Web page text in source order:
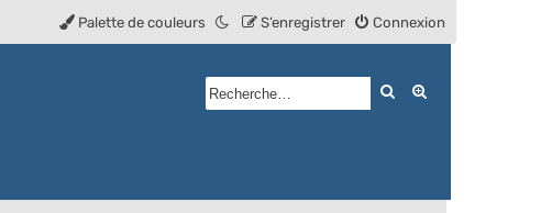
Connexion
S’enregistrer
Palette de couleurs
Rechercher